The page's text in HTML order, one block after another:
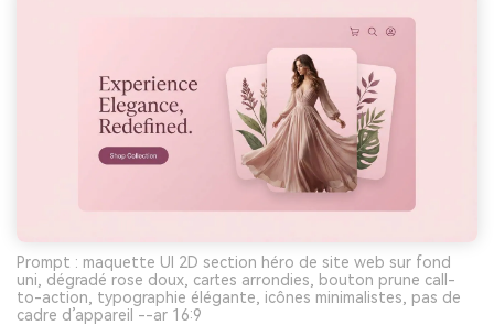
Prompt : maquette UI 2D section héro de site web sur fond
uni, dégradé rose doux, cartes arrondies, bouton prune call-
to-action, typographie élégante, icônes minimalistes, pas de
cadre d’appareil --ar 16:9